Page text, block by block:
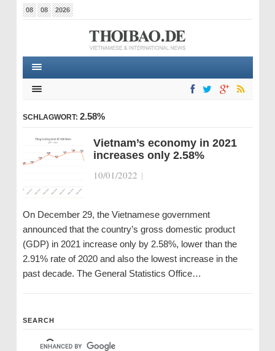
08 08 2026
SCHLAGWORT: 2.58%
Vietnam’s economy in 2021
increases only 2.58%
10/01/2022 |
On December 29, the Vietnamese government
announced that the country’s gross domestic product
(GDP) in 2021 increase only by 2.58%, lower than the
2.91% rate of 2020 and also the lowest increase in the
past decade. The General Statistics Office…
SEARCH